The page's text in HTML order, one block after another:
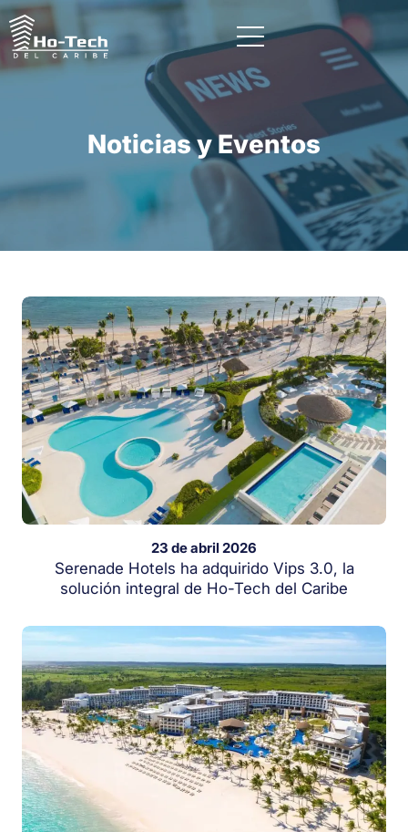
Noticias y Eventos
23 de abril 2026
Serenade Hotels ha adquirido Vips 3.0, la
solución integral de Ho-Tech del Caribe